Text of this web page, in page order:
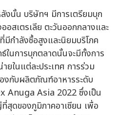
งนั้น บริษัทฯ มีการเตรียมบุก
สเตรเลีย ตะวันออกกลางและ
มีกำลังซื้อสูงและนิยมบริโภค
นการบุกตลาดนั้นจะมีทั้งการ
ในแต่ละประเทศ การร่วม
งกับผลิตภัณฑ์อาหารระดับ
Anuga Asia 2022 ซึ่งเป็น
สุดของภูมิภาคอาเซียน เพื่อ